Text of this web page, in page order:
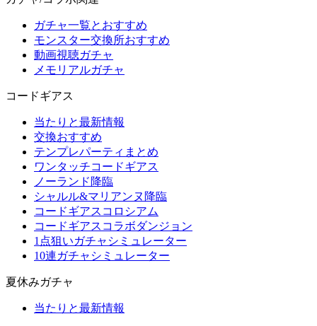
ガチャ一覧とおすすめ
モンスター交換所おすすめ
動画視聴ガチャ
メモリアルガチャ
コードギアス
当たりと最新情報
交換おすすめ
テンプレパーティまとめ
ワンタッチコードギアス
ノーランド降臨
シャルル&マリアンヌ降臨
コードギアスコロシアム
コードギアスコラボダンジョン
1点狙いガチャシミュレーター
10連ガチャシミュレーター
夏休みガチャ
当たりと最新情報